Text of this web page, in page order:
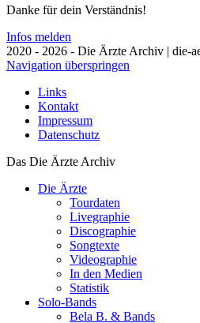
Danke für dein Verständnis!
Infos melden
2020 - 2026 - Die Ärzte Archiv | die-
Navigation überspringen
Links
Kontakt
Impressum
Datenschutz
Das Die Ärzte Archiv
Die Ärzte
Tourdaten
Livegraphie
Discographie
Songtexte
Videographie
In den Medien
Statistik
Solo-Bands
Bela B. & Bands